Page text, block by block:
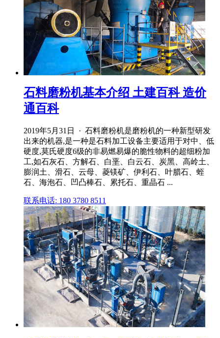
石料磨粉机基本介绍 土建百科 造价
通百科
2019年5月31日 · 石料磨粉机是磨粉机的一种新型研发
出来的机器,是一种是石料加工设备主要适用于对中、低
硬度,莫氏硬度6级的非易燃易爆的脆性物料的超细粉加
工,如石灰石、方解石、白垩、白云石、炭黑、高岭土、
膨润土、滑石、云母、菱镁矿、伊利石、叶腊石、蛭
石、海泡石、凹凸棒石、累托石、重晶石 ...
联系电话: 180 3780 8511